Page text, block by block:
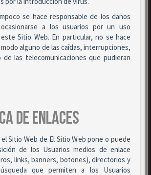
se hace responsable de los daños
a los usuarios por un uso
Sitio Web. En particular, no se hace
alguno de las caídas, interrupciones,
las telecomunicaciones que pudieran
DE ENLACES
Sitio Web de El Sitio Web pone o puede
de los Usuarios medios de enlace
links, banners, botones), directorios y
que permiten a los Usuarios